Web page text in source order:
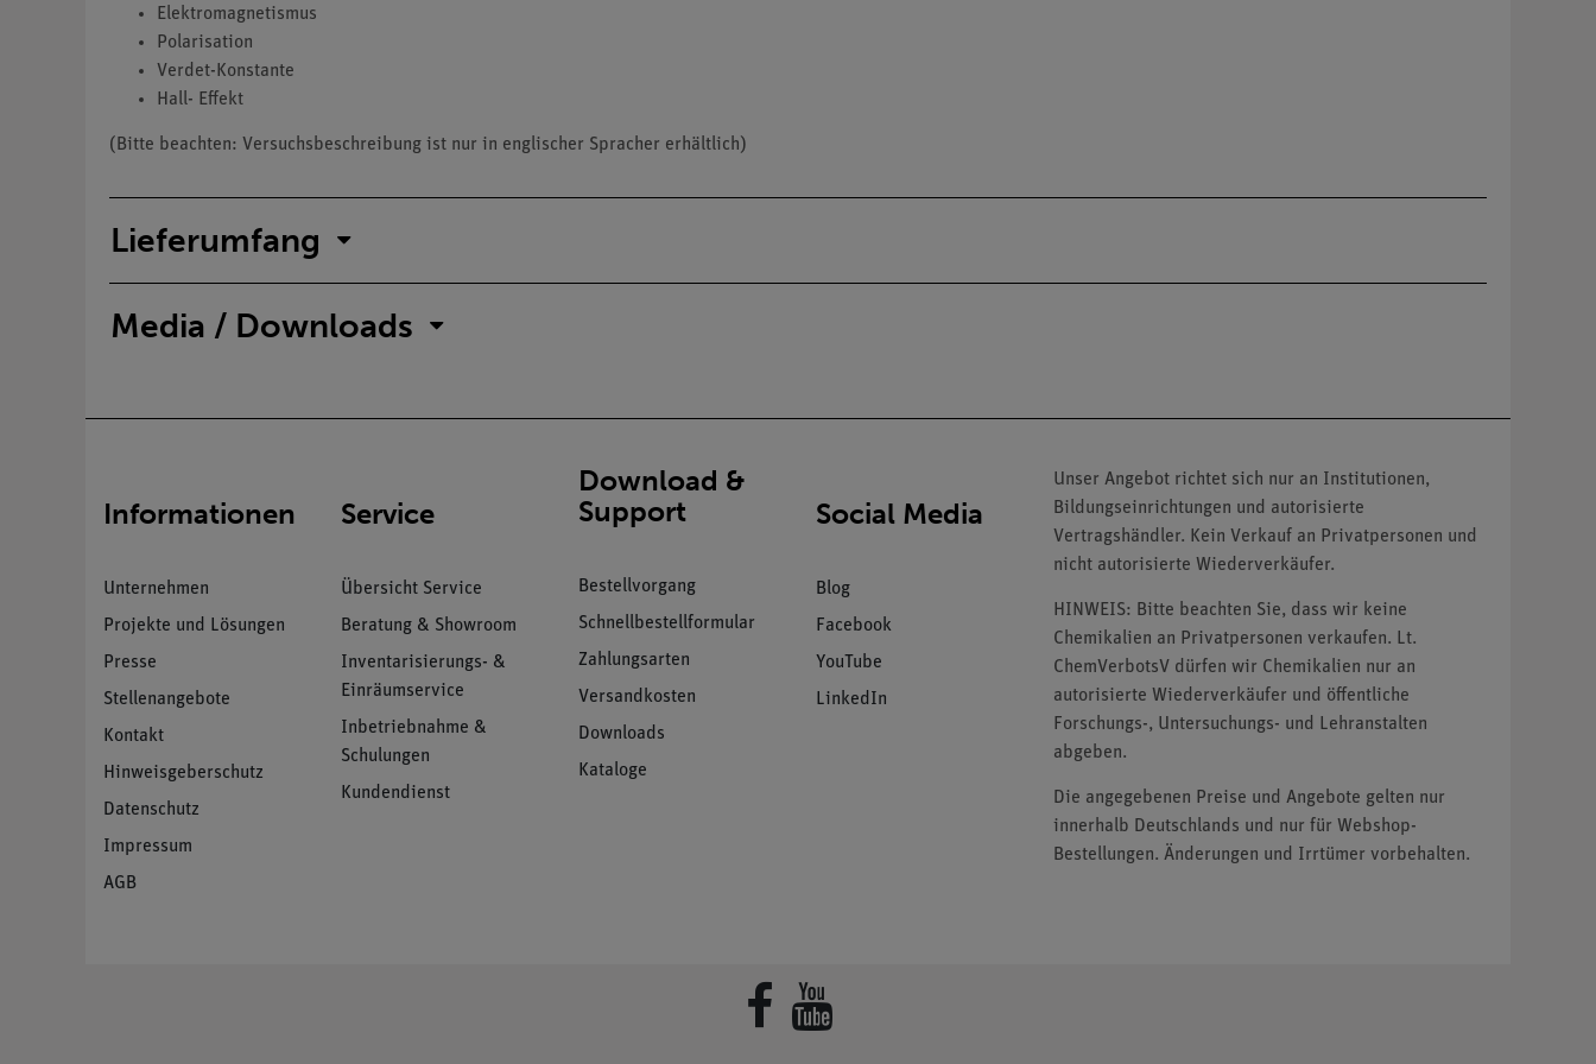
Elektromagnetismus
Polarisation
Verdet-Konstante
Hall- Effekt
(Bitte beachten: Versuchsbeschreibung ist nur in englischer Spracher erhältlich)
Lieferumfang
Media / Downloads
Informationen
Unternehmen
Projekte und Lösungen
Presse
Stellenangebote
Kontakt
Hinweisgeberschutz
Datenschutz
Impressum
AGB
Service
Übersicht Service
Beratung & Showroom
Inventarisierungs- &
Einräumservice
Inbetriebnahme &
Schulungen
Kundendienst
Download &
Support
Bestellvorgang
Schnellbestellformular
Zahlungsarten
Versandkosten
Downloads
Kataloge
Social Media
Blog
Facebook
YouTube
LinkedIn
Unser Angebot richtet sich nur an Institutionen,
Bildungseinrichtungen und autorisierte
Vertragshändler. Kein Verkauf an Privatpersonen und
nicht autorisierte Wiederverkäufer.
HINWEIS: Bitte beachten Sie, dass wir keine
Chemikalien an Privatpersonen verkaufen. Lt.
ChemVerbotsV dürfen wir Chemikalien nur an
autorisierte Wiederverkäufer und öffentliche
Forschungs-, Untersuchungs- und Lehranstalten
abgeben.
Die angegebenen Preise und Angebote gelten nur
innerhalb Deutschlands und nur für Webshop-
Bestellungen. Änderungen und Irrtümer vorbehalten.